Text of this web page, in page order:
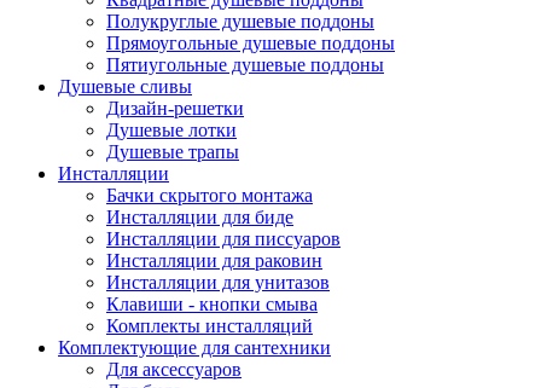
Полукруглые душевые поддоны
Прямоугольные душевые поддоны
Пятиугольные душевые поддоны
Душевые сливы
Дизайн-решетки
Душевые лотки
Душевые трапы
Инсталляции
Бачки скрытого монтажа
Инсталляции для биде
Инсталляции для писсуаров
Инсталляции для раковин
Инсталляции для унитазов
Клавиши - кнопки смыва
Комплекты инсталляций
Комплектующие для сантехники
Для аксессуаров